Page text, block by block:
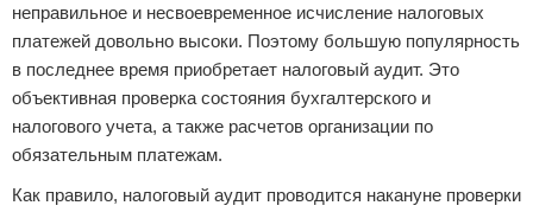
неправильное и несвоевременное исчисление налоговых
платежей довольно высоки. Поэтому большую популярность
в последнее время приобретает налоговый аудит. Это
объективная проверка состояния бухгалтерского и
налогового учета, а также расчетов организации по
обязательным платежам.
Как правило, налоговый аудит проводится накануне проверки